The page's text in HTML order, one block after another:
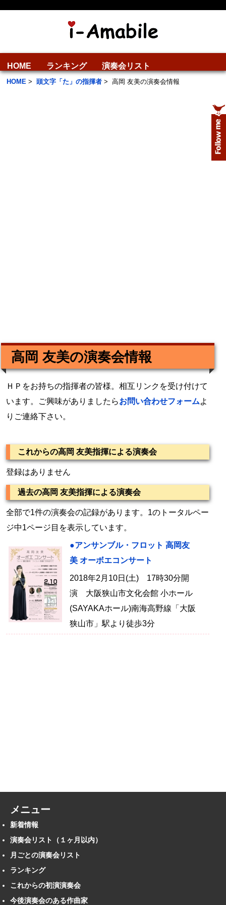
HOME ランキング 演奏会リスト
HOME > 頭文字「た」の指揮者 > 高岡 友美の演奏会情報
高岡 友美の演奏会情報
ＨＰをお持ちの指揮者の皆様。相互リンクを受け付けて
います。ご興味がありましたらお問い合わせフォームよ
りご連絡下さい。
これからの高岡 友美指揮による演奏会
登録はありません
過去の高岡 友美指揮による演奏会
全部で1件の演奏会の記録があります。1のトータルペー
ジ中1ページ目を表示しています。
●アンサンブル・フロット 高岡友
美 オーボエコンサート
2018年2月10日(土) 17時30分開
演 大阪狭山市文化会館 小ホール
(SAYAKAホール)南海高野線「大阪
狭山市」駅より徒歩3分
メニュー
新着情報
演奏会リスト（１ヶ月以内）
月ごとの演奏会リスト
ランキング
これからの初演演奏会
今後演奏会のある作曲家